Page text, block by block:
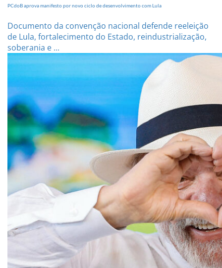
PCdoB aprova manifesto por novo ciclo de desenvolvimento com Lula
Documento da convenção nacional defende reeleição
de Lula, fortalecimento do Estado, reindustrialização,
soberania e ...